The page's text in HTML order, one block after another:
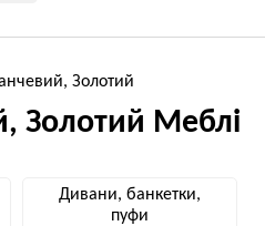
Золотий
Золотий Меблі
Дивани, банкетки,
пуфи